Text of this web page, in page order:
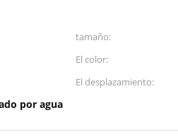
tamaño:
El color:
El desplazamiento:
por agua